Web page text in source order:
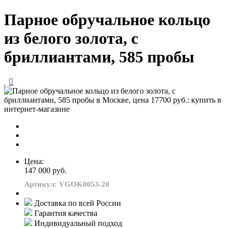
Парное обручальное кольцо
из белого золота, с
бриллиантами, 585 пробы
Цена:
147 000 руб.
Артикул: VGOK0053-20
Доставка по всей России
Гарантия качества
Индивидуальный подход